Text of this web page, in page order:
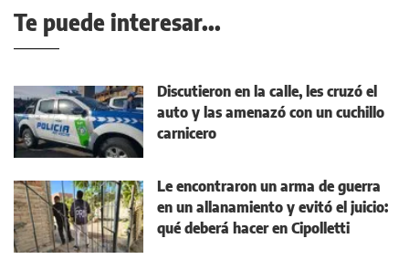
Te puede interesar...
Discutieron en la calle, les cruzó el
auto y las amenazó con un cuchillo
carnicero
Le encontraron un arma de guerra
en un allanamiento y evitó el juicio:
qué deberá hacer en Cipolletti